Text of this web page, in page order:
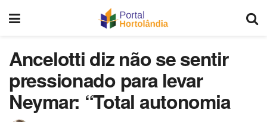
Ancelotti diz não se sentir
pressionado para levar
Neymar: “Total autonomia